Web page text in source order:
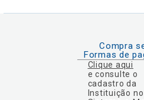
Compra
Formas de
Clique aqui
e consulte o
cadastro da
Instituição no